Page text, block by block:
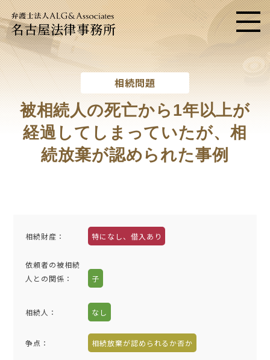
名古屋法律事務所 メニ
相続問題
被相続人の死亡から1年以上が
経過してしまっていたが、 相
続放棄が認められた事例
相続財産 ： 特になし、借入あり
依頼者の被相続
人との関係 ： 子
相続人 ： なし
争点 ： 相続放棄が認められるか否か